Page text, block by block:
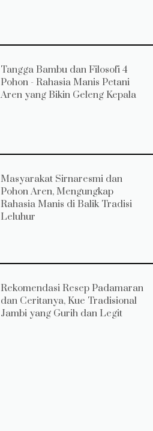
Tangga Bambu dan Filosofi 4
Pohon - Rahasia Manis Petani
Aren yang Bikin Geleng Kepala
Masyarakat Sirnaresmi dan
Pohon Aren, Mengungkap
Rahasia Manis di Balik Tradisi
Leluhur
Rekomendasi Resep Padamaran
dan Ceritanya, Kue Tradisional
Jambi yang Gurih dan Legit